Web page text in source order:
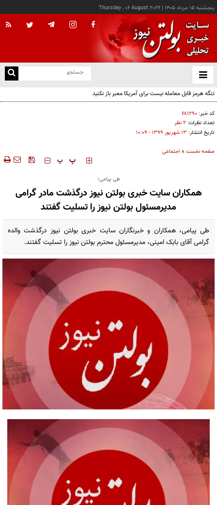
پنجشنبه ۱۵ مرداد ۱۴۰۵ |
Thursday , 06 August 2026
باز
و
تنگه هرمز قابل معامله نیست برای آمریکا معبر باز نکنید
کد خبر: ۶۸۱۲۹۰
تعداد نظرات: ۲ نظر
تاریخ انتشار: ۱۳ شهريور ۱۳۹۹ - ۱۰:۰۹
صفحه نخست » اجتماعی
‍‍‍ پ پ
طی پیامی؛
همکاران سایت خبری بولتن نیوز درگذشت مادر گرامی
مدیرمسئول بولتن نیوز را تسلیت گفتند
طی پیامی، همکاران و خبرنگاران سایت خبری بولتن نیوز درگذشت والده
گرامی آقای بابک امینی، مدیرمسئول محترم بولتن نیوز را تسلیت گفتند.